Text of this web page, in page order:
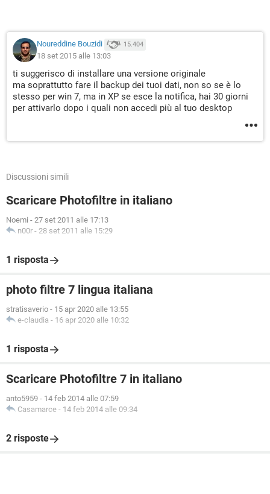
Noureddine Bouzidi 15.404
18 set 2015 alle 13:03
ti suggerisco di installare una versione originale
ma soprattutto fare il backup dei tuoi dati, non so se è lo
stesso per win 7, ma in XP se esce la notifica, hai 30 giorni
per attivarlo dopo i quali non accedi più al tuo desktop
Discussioni simili
Scaricare Photofiltre in italiano
Noemi - 27 set 2011 alle 17:13
n00r - 28 set 2011 alle 15:29
1 risposta
photo filtre 7 lingua italiana
stratisaverio - 15 apr 2020 alle 13:55
e-claudia - 16 apr 2020 alle 10:32
1 risposta
Scaricare Photofiltre 7 in italiano
anto5959 - 14 feb 2014 alle 07:59
Casamarce - 14 feb 2014 alle 09:34
2 risposte